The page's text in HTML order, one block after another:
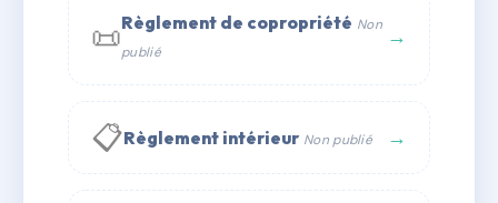
✉ Email
📜Règlement de copropriété Non
publié
→
📋Règlement intérieur Non publié →